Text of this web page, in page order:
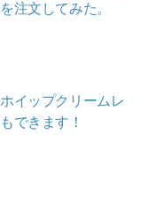
注文してみた。
イップクリームレ
できます！